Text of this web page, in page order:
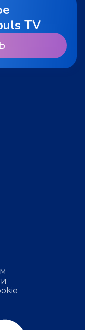
TV